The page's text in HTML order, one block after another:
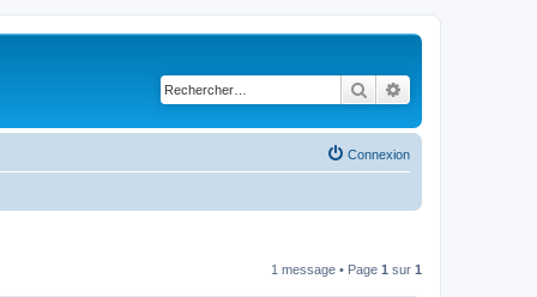
Rechercher
Connexion
1 message • Page 1 sur 1